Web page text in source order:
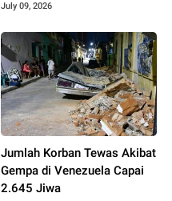
July 09, 2026
Jumlah Korban Tewas Akibat
Gempa di Venezuela Capai
2.645 Jiwa